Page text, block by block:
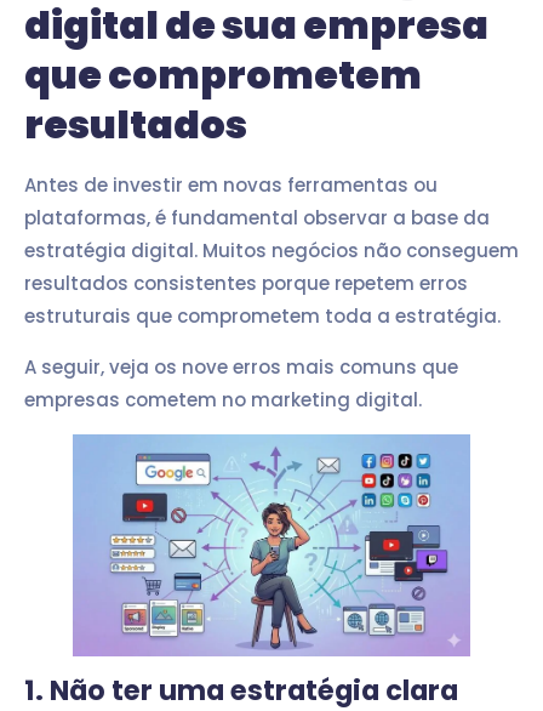
digital de sua empresa
que comprometem
resultados
Antes de investir em novas ferramentas ou
plataformas, é fundamental observar a base da
estratégia digital. Muitos negócios não conseguem
resultados consistentes porque repetem erros
estruturais que comprometem toda a estratégia.
A seguir, veja os nove erros mais comuns que
empresas cometem no marketing digital.
1. Não ter uma estratégia clara